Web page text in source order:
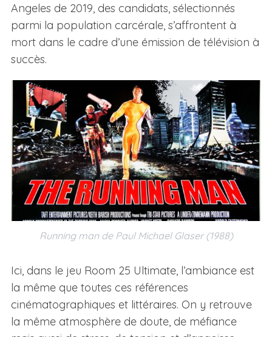
Angeles de 2019, des candidats, sélectionnés
parmi la population carcérale, s’affrontent à
mort dans le cadre d’une émission de télévision à
succès.
Running man de Paul Michael Glaser (1988)
Ici, dans le jeu Room 25 Ultimate, l’ambiance est
la même que toutes ces références
cinématographiques et littéraires. On y retrouve
la même atmosphère de doute, de méfiance